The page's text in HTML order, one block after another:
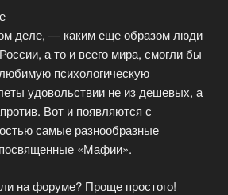
деле, — каким еще образом люди
а то и всего мира, смогли бы
психологическую
удовольствии не из дешевых, а
Вот и появляются с
самые разнообразные
«Мафии».
на форуме? Проще простого!